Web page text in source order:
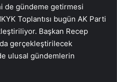
de gündeme getirmesi
Toplantısı bugün AK Parti
Başkan Recep
gerçekleştirilecek
ulusal gündemlerin